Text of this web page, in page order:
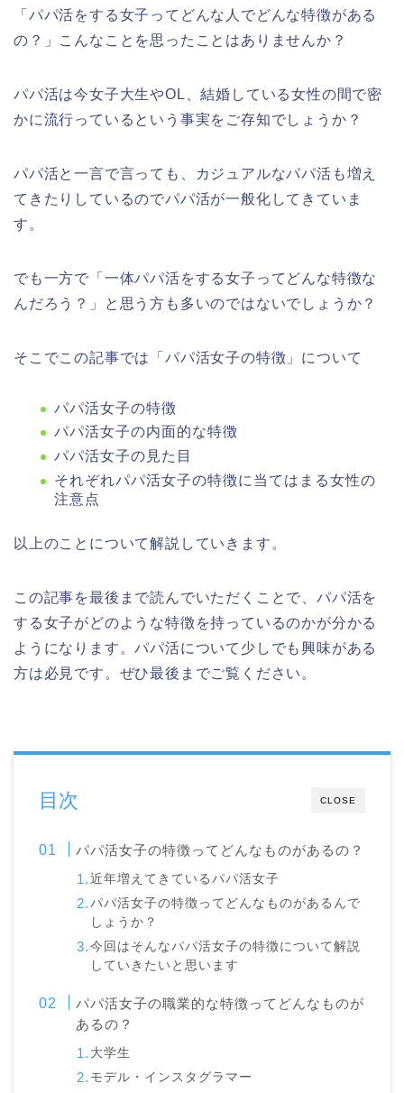
「パパ活をする女子ってどんな人でどんな特徴がある
の？」こんなことを思ったことはありませんか？
パパ活は今女子大生やOL、結婚している女性の間で密
かに流行っているという事実をご存知でしょうか？
パパ活と一言で言っても、カジュアルなパパ活も増え
てきたりしているのでパパ活が一般化してきていま
す。
でも一方で「一体パパ活をする女子ってどんな特徴な
んだろう？」と思う方も多いのではないでしょうか？
そこでこの記事では「パパ活女子の特徴」について
パパ活女子の特徴
パパ活女子の内面的な特徴
パパ活女子の見た目
それぞれパパ活女子の特徴に当てはまる女性の
注意点
以上のことについて解説していきます。
この記事を最後まで読んでいただくことで、パパ活を
する女子がどのような特徴を持っているのかが分かる
ようになります。パパ活について少しでも興味がある
方は必見です。ぜひ最後までご覧ください。
CLOSE
目次
パパ活女子の特徴ってどんなものがあるの？
近年増えてきているパパ活女子
パパ活女子の特徴ってどんなものがあるんで
しょうか？
今回はそんなパパ活女子の特徴について解説
していきたいと思います
パパ活女子の職業的な特徴ってどんなものが
あるの？
大学生
モデル・インスタグラマー